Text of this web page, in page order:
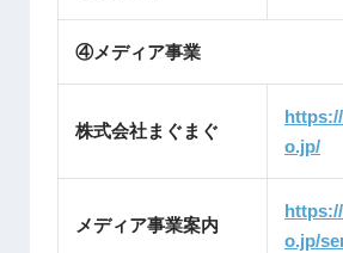
④メディア事業
株式会社まぐまぐ
o.jp/
メディア事業案内
o.jp/